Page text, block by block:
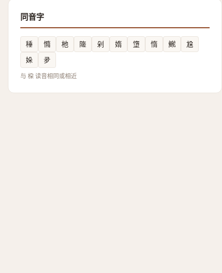
同音字
䅜 憜 杝 隓 剁 媠 墯 惰 鿸
尮
㛊
夛
与 桗 读音相同或相近